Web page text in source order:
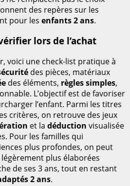
des repères sur les
pour les enfants 2 ans.
lors de l’achat
voici une check-list pratique à
des pièces, matériaux
des éléments, règles simples,
L’objectif est de favoriser
l’enfant. Parmi les titres
critères, on retrouve des jeux
et la déduction visualisée
Pour les familles qui
plus profondes, on peut
plus élaborées
de ses 3 ans, tout en restant
2 ans.